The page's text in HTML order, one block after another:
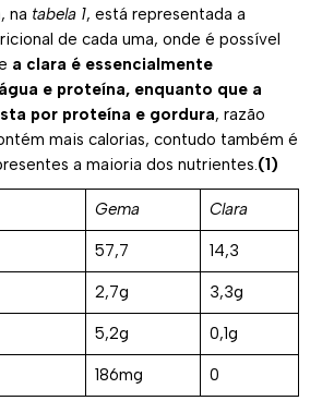
na tabela 1, está representada a
de cada uma, onde é possível
a clara é essencialmente
e proteína, enquanto que a
por proteína e gordura, razão
mais calorias, contudo também é
a maioria dos nutrientes.(1)
Gema Clara
57,7 14,3
2,7g 3,3g
5,2g 0,1g
186mg 0